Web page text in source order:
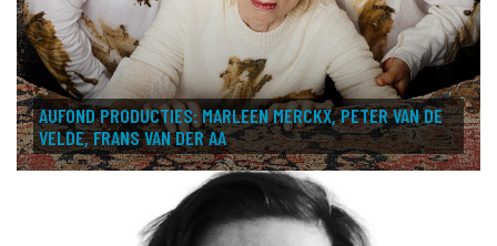
AUFOND PRODUCTIES: MARLEEN MERCKX, PETER VAN DE
VELDE, FRANS VAN DER AA